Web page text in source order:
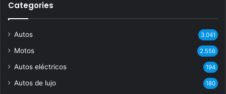
Categories
Autos 3.041
Motos 2.556
Autos eléctricos 194
Autos de lujo 180